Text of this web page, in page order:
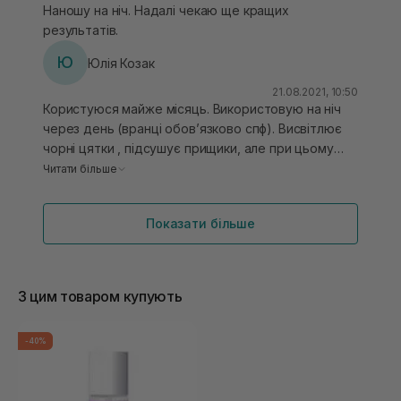
Наношу на ніч. Надалі чекаю ще кращих
результатів.
Ю Юлія Козак
21.08.2021, 10:50
Користуюся майже місяць. Використовую на ніч
через день (вранці обов’язково спф). Висвітлює
чорні цятки , підсушує прищики, але при цьому
немає шелушінь. Не має липкості, швидко
шкіра виглядає дуже гарно, забирає незначні
почервоніння. Продукт сподобався.
Читати більше
Показати більше
З цим товаром купують
-40%